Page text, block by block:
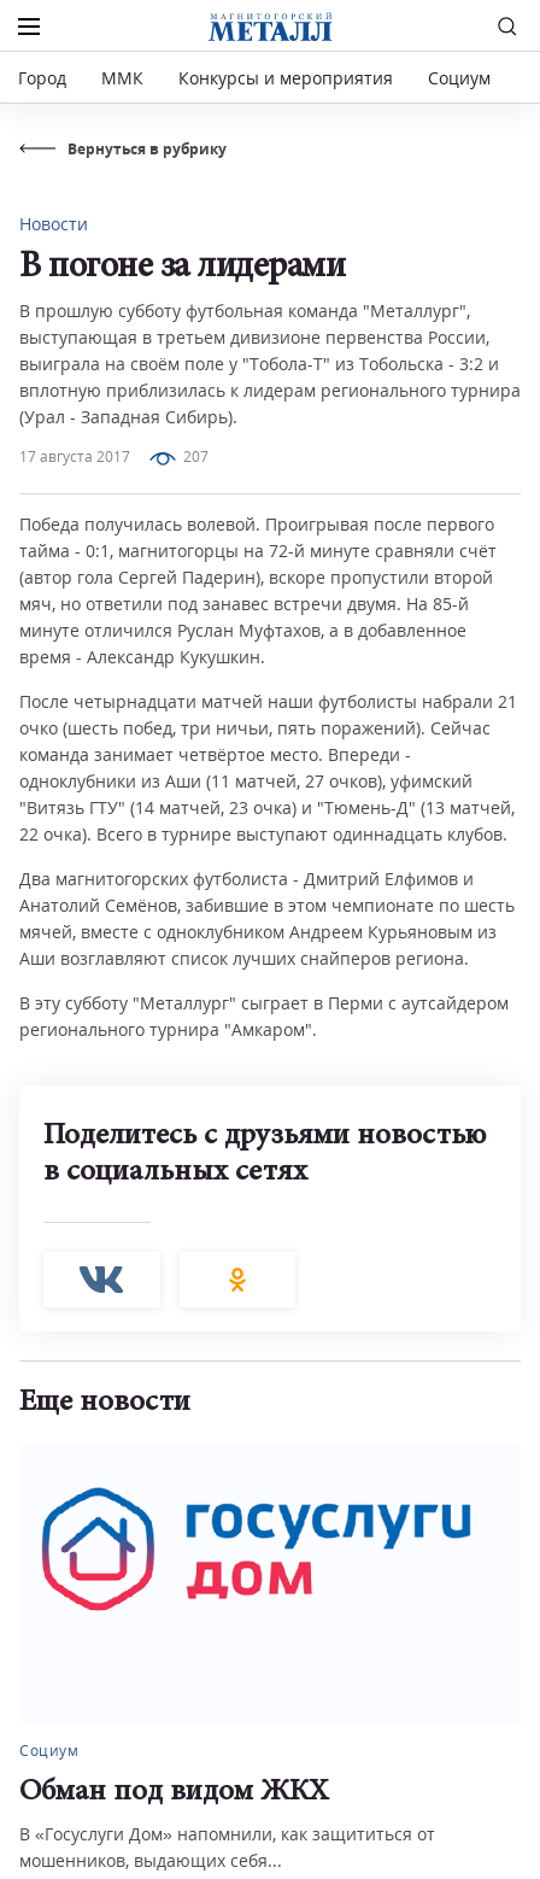
Город ММК Конкурсы и мероприятия Социум
Вернуться в рубрику
17 августа 2017 207
Новости
В погоне за лидерами
В прошлую субботу футбольная команда "Металлург",
выступающая в третьем дивизионе первенства России,
выиграла на своём поле у "Тобола-Т" из Тобольска - 3:2 и
вплотную приблизилась к лидерам регионального турнира
(Урал - Западная Сибирь).
Победа получилась волевой. Проигрывая после первого
тайма - 0:1, магнитогорцы на 72-й минуте сравняли счёт
(автор гола Сергей Падерин), вскоре пропустили второй
мяч, но ответили под занавес встречи двумя. На 85-й
минуте отличился Руслан Муфтахов, а в добавленное
время - Александр Кукушкин.
После четырнадцати матчей наши футболисты набрали 21
очко (шесть побед, три ничьи, пять поражений). Сейчас
команда занимает четвёртое место. Впереди -
одноклубники из Аши (11 матчей, 27 очков), уфимский
"Витязь ГТУ" (14 матчей, 23 очка) и "Тюмень-Д" (13 матчей,
22 очка). Всего в турнире выступают одиннадцать клубов.
Два магнитогорских футболиста - Дмитрий Елфимов и
Анатолий Семёнов, забившие в этом чемпионате по шесть
мячей, вместе с одноклубником Андреем Курьяновым из
Аши возглавляют список лучших снайперов региона.
В эту субботу "Металлург" сыграет в Перми с аутсайдером
регионального турнира "Амкаром".
Поделитесь с друзьями новостью
в социальных сетях
Еще новости
Социум
Обман под видом ЖКХ
В «Госуслуги Дом» напомнили, как защититься от
мошенников, выдающих себя...